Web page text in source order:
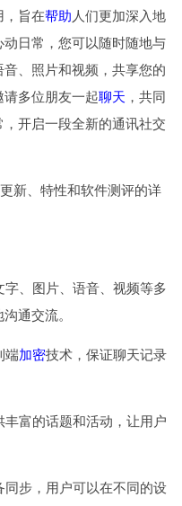
，旨在帮助 人们更加深入地
日常，您可以随时随地与
、照片和视频，共享您的
多位朋友一起聊天 ，共同
开启一段全新的通讯社交
新、特性和软件测评的详
、图片、语音、视频等多
通交流。
端加密技术，保证聊天记录
富的话题和活动，让用户
步，用户可以在不同的设